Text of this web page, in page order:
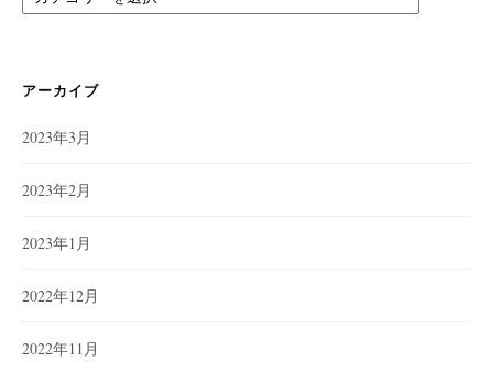
テ
ー
アーカイブ
2023年3月
2023年2月
2023年1月
2022年12月
2022年11月